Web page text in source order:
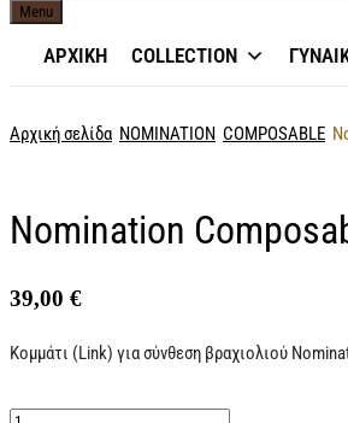
Menu
ΑΡΧΙΚΗ COLLECTION
Αρχική σελίδα NOMINATION COMPOSABLE
Nomination
39,00 €
Κομμάτι (Link) για σύνθεση βραχιολιού